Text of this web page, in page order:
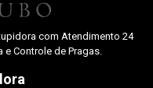
com Atendimento 24
Controle de Pragas.